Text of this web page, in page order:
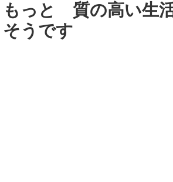
もっと 質の高い生
そうです